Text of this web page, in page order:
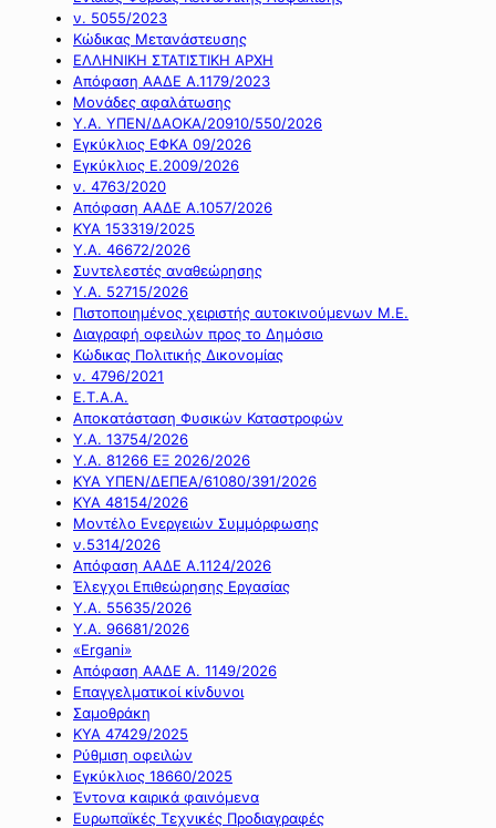
ν. 5055/2023
Κώδικας Μετανάστευσης
ΕΛΛΗΝΙΚΗ ΣΤΑΤΙΣΤΙΚΗ ΑΡΧΗ
Απόφαση ΑΑΔΕ Α.1179/2023
Μονάδες αφαλάτωσης
Υ.Α. ΥΠΕΝ/ΔΑΟΚΑ/20910/550/2026
Εγκύκλιος ΕΦΚΑ 09/2026
Εγκύκλιος Ε.2009/2026
ν. 4763/2020
Απόφαση ΑΑΔΕ Α.1057/2026
ΚΥΑ 153319/2025
Υ.Α. 46672/2026
Συντελεστές αναθεώρησης
Υ.Α. 52715/2026
Πιστοποιημένος χειριστής αυτοκινούμενων Μ.Ε.
Διαγραφή οφειλών προς το Δημόσιο
Κώδικας Πολιτικής Δικονομίας
ν. 4796/2021
Ε.Τ.Α.Α.
Αποκατάσταση Φυσικών Καταστροφών
Υ.Α. 13754/2026
Υ.Α. 81266 ΕΞ 2026/2026
ΚΥΑ ΥΠΕΝ/ΔΕΠΕΑ/61080/391/2026
ΚΥΑ 48154/2026
Μοντέλο Ενεργειών Συμμόρφωσης
ν.5314/2026
Απόφαση ΑΑΔΕ Α.1124/2026
Έλεγχοι Επιθεώρησης Εργασίας
Υ.Α. 55635/2026
Υ.Α. 96681/2026
«Ergani»
Απόφαση ΑΑΔΕ Α. 1149/2026
Επαγγελματικοί κίνδυνοι
Σαμοθράκη
ΚΥΑ 47429/2025
Ρύθμιση οφειλών
Εγκύκλιος 18660/2025
Έντονα καιρικά φαινόμενα
Ευρωπαϊκές Τεχνικές Προδιαγραφές